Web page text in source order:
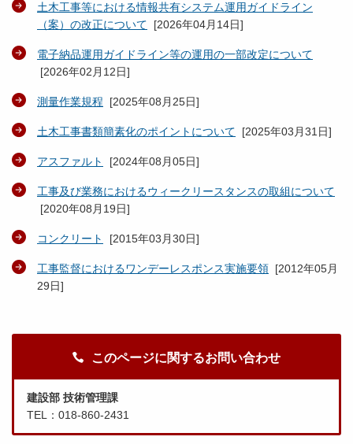
土木工事等における情報共有システム運用ガイドライン
（案）の改正について [2026年04月14日]
電子納品運用ガイドライン等の運用の一部改定について
[2026年02月12日]
測量作業規程 [2025年08月25日]
土木工事書類簡素化のポイントについて [2025年03月31日]
アスファルト [2024年08月05日]
工事及び業務におけるウィークリースタンスの取組について
[2020年08月19日]
コンクリート [2015年03月30日]
工事監督におけるワンデーレスポンス実施要領 [2012年05月
29日]
このページに関するお問い合わせ
建設部 技術管理課
TEL：018-860-2431